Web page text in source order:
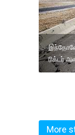
ரிக்டர்
More